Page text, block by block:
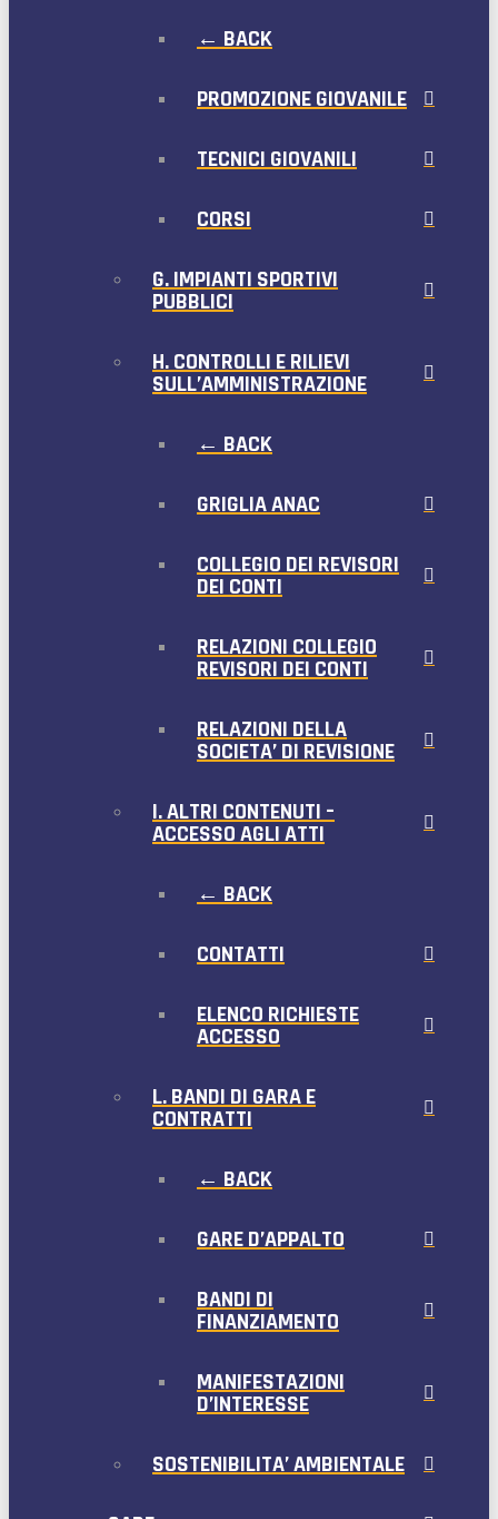
← BACK
PROMOZIONE GIOVANILE
TECNICI GIOVANILI
CORSI
G. IMPIANTI SPORTIVI
PUBBLICI
H. CONTROLLI E RILIEVI
SULL’AMMINISTRAZIONE
← BACK
GRIGLIA ANAC
COLLEGIO DEI REVISORI
DEI CONTI
RELAZIONI COLLEGIO
REVISORI DEI CONTI
RELAZIONI DELLA
SOCIETA’ DI REVISIONE
I. ALTRI CONTENUTI –
ACCESSO AGLI ATTI
← BACK
CONTATTI
ELENCO RICHIESTE
ACCESSO
L. BANDI DI GARA E
CONTRATTI
← BACK
GARE D’APPALTO
BANDI DI
FINANZIAMENTO
MANIFESTAZIONI
D’INTERESSE
SOSTENIBILITA’ AMBIENTALE